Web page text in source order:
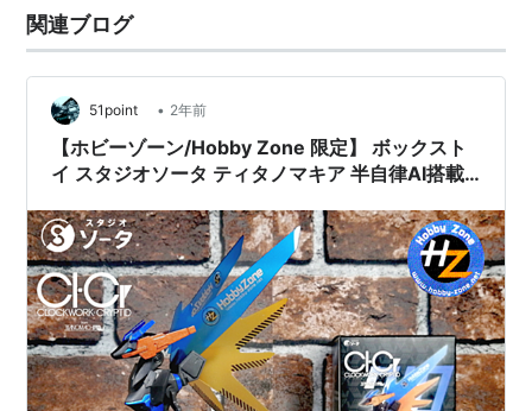
神楽
坂直
かぐらざ
かなおき
- 作曲家 -
久弥
直樹
ひさやな
おき
-
シナリオ
ライター
-
直樹
なおき
田中
直樹
たなかな
おき
- 芸人 ココリコ
田中
直樹
たなかな
おき
-
野球
選手
福岡ソフトバン
クホークス
保阪
ほさかな
- 俳優 -
関連ブログ
51point • 2年前
【ホビーゾーン/Hobby Zone 限定】 ボックスト
イ スタジオソータ ティタノマキア 半自律AI搭載
プテッド 竜種・二脚成体型 ホビーゾーンカラー
レビュー